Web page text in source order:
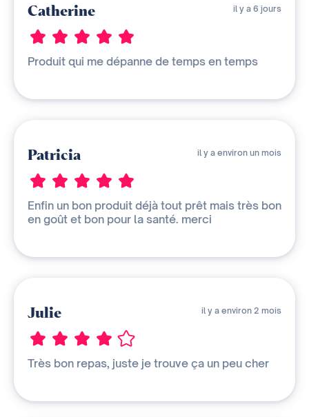
Catherine il y a 6 jours
Produit qui me dépanne de temps en temps
Patricia il y a environ un mois
Enfin un bon produit déjà tout prêt mais très bon
en goût et bon pour la santé. merci
Julie il y a environ 2 mois
Très bon repas, juste je trouve ça un peu cher